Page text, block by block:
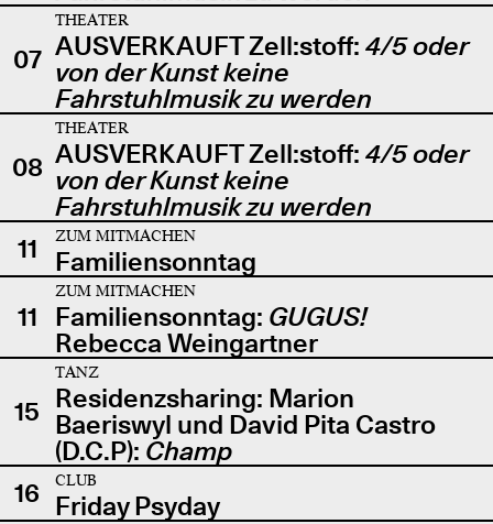
07
THEATER
AUSVERKAUFT Zell:stoff: 4/5 oder
von der Kunst keine
Fahrstuhlmusik zu werden
08
THEATER
AUSVERKAUFT Zell:stoff: 4/5 oder
von der Kunst keine
Fahrstuhlmusik zu werden
11
ZUM MITMACHEN
Familiensonntag
11
ZUM MITMACHEN
Familiensonntag: GUGUS!
Rebecca Weingartner
15
TANZ
Residenzsharing: Marion
Baeriswyl und David Pita Castro
(D.C.P): Champ
16
CLUB
Friday Psyday